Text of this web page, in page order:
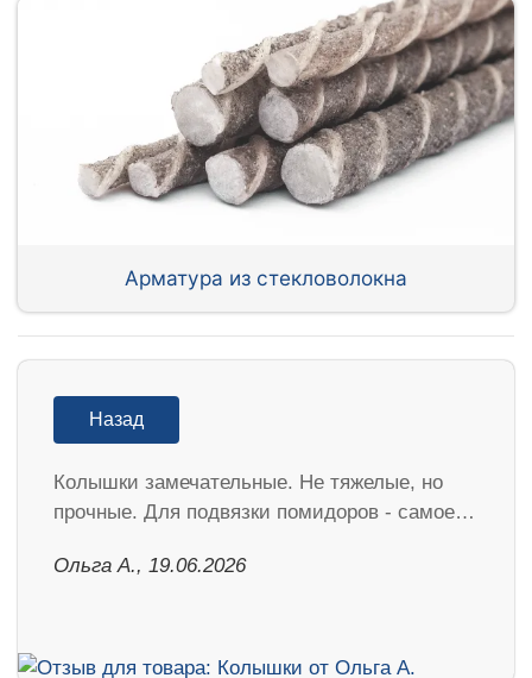
Арматура из стекловолокна
Назад
Колышки замечательные. Не тяжелые, но
прочные. Для подвязки помидоров - самое…
Ольга А., 19.06.2026